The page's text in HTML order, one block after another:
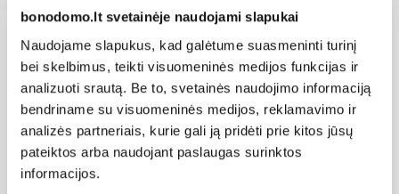
bonodomo.lt svetainėje naudojami slapukai
Naudojame slapukus, kad galėtume suasmeninti turinį
bei skelbimus, teikti visuomeninės medijos funkcijas ir
analizuoti srautą. Be to, svetainės naudojimo informaciją
bendriname su visuomeninės medijos, reklamavimo ir
analizės partneriais, kurie gali ją pridėti prie kitos jūsų
pateiktos arba naudojant paslaugas surinktos
informacijos.